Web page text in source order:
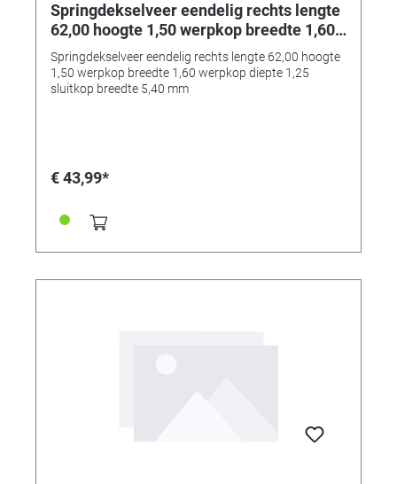
Springdekselveer eendelig rechts lengte
62,00 hoogte 1,50 werpkop breedte 1,60
werpkop diepte 1,25 sluitkop breedte
5,40 mm
Springdekselveer eendelig rechts lengte 62,00 hoogte
1,50 werpkop breedte 1,60 werpkop diepte 1,25
sluitkop breedte 5,40 mm
€ 43,99*